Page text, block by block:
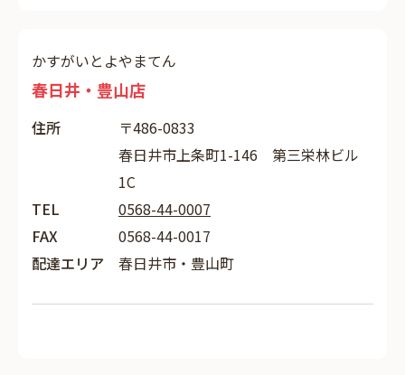
かすがいとよやまてん
春日井・豊山店
住所
〒486-0833
春日井市上条町1-146 第三栄林ビル
1C
TEL
0568-44-0007
FAX
0568-44-0017
配達エリア
春日井市・豊山町